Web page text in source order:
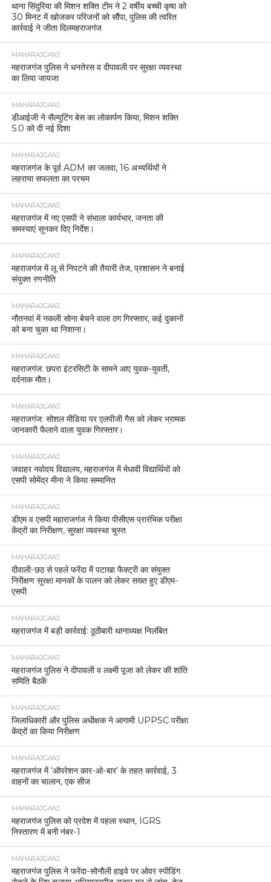
थाना सिंदुरिया की मिशन शक्ति टीम ने 2 वर्षीय बच्ची कृषा को
30 मिनट में खोजकर परिजनों को सौंपा, पुलिस की त्वरित
कार्रवाई ने जीता दिलमहराजगंज
MAHARAJGANJ
महराजगंज पुलिस ने धनतेरस व दीपावली पर सुरक्षा व्यवस्था
का लिया जायजा
MAHARAJGANJ
डीआईजी ने सैल्युटिंग बेस का लोकार्पण किया, मिशन शक्ति
5.0 को दी नई दिशा
MAHARAJGANJ
महराजगंज के पूर्व ADM का जलवा, 16 अभ्यर्थियों ने
लहराया सफलता का परचम
MAHARAJGANJ
महराजगंज में नए एसपी ने संभाला कार्यभार, जनता की
समस्याएं सुनकर दिए निर्देश।
MAHARAJGANJ
महराजगंज में लू से निपटने की तैयारी तेज, प्रशासन ने बनाई
संयुक्त रणनीति
MAHARAJGANJ
नौतनवां में नकली सोना बेचने वाला ठग गिरफ्तार, कई दुकानों
को बना चुका था निशाना।
MAHARAJGANJ
महराजगंज: छपरा इंटरसिटी के सामने आए युवक-युवती,
दर्दनाक मौत।
MAHARAJGANJ
महराजगंज: सोशल मीडिया पर एलपीजी गैस को लेकर भ्रामक
जानकारी फैलाने वाला युवक गिरफ्तार।
MAHARAJGANJ
जवाहर नवोदय विद्यालय, महराजगंज में मेधावी विद्यार्थियों को
एसपी सोमेंद्र मीना ने किया सम्मानित
MAHARAJGANJ
डीएम व एसपी महाराजगंज ने किया पीसीएस प्रारंभिक परीक्षा
केंद्रों का निरीक्षण, सुरक्षा व्यवस्था चुस्त
MAHARAJGANJ
दीवाली-छठ से पहले फरेंदा में पटाखा फैक्ट्री का संयुक्त
निरीक्षण सुरक्षा मानकों के पालन को लेकर सख्त हुए डीएम-
एसपी
MAHARAJGANJ
महराजगंज में बड़ी कार्रवाई: ठूठीबारी थानाध्यक्ष निलंबित
MAHARAJGANJ
महराजगंज पुलिस ने दीपावली व लक्ष्मी पूजा को लेकर की शांति
समिति बैठकें
MAHARAJGANJ
जिलाधिकारी और पुलिस अधीक्षक ने आगामी UPPSC परीक्षा
केंद्रों का किया निरीक्षण
MAHARAJGANJ
महराजगंज में ‘ऑपरेशन कार-ओ-बार’ के तहत कार्रवाई, 3
वाहनों का चालान, एक सीज
MAHARAJGANJ
महराजगंज पुलिस को प्रदेश में पहला स्थान, IGRS
निस्तारण में बनी नंबर-1
MAHARAJGANJ
महराजगंज पुलिस ने फरेंदा-सोनौली हाइवे पर ओवर स्पीडिंग